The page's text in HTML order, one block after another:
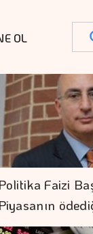
OL
Politika Faizi
Piyasanın